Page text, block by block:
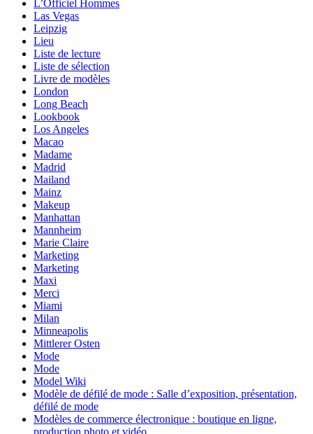
L’Officiel Hommes
Las Vegas
Leipzig
Lieu
Liste de lecture
Liste de sélection
Livre de modèles
London
Long Beach
Lookbook
Los Angeles
Macao
Madame
Madrid
Mailand
Mainz
Makeup
Manhattan
Mannheim
Marie Claire
Marketing
Marketing
Maxi
Merci
Miami
Milan
Minneapolis
Mittlerer Osten
Mode
Mode
Model Wiki
Modèle de défilé de mode : Salle d’exposition, présentation,
défilé de mode
Modèles de commerce électronique : boutique en ligne,
production photo et vidéo